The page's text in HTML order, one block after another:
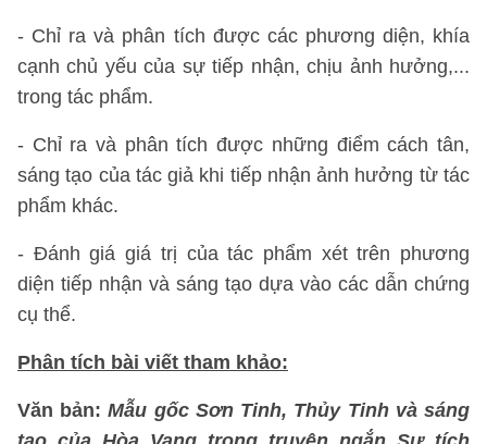
- Chỉ ra và phân tích được các phương diện, khía
cạnh chủ yếu của sự tiếp nhận, chịu ảnh hưởng,...
trong tác phẩm.
- Chỉ ra và phân tích được những điểm cách tân,
sáng tạo của tác giả khi tiếp nhận ảnh hưởng từ tác
phẩm khác.
- Đánh giá giá trị của tác phẩm xét trên phương
diện tiếp nhận và sáng tạo dựa vào các dẫn chứng
cụ thể.
Phân tích bài viết tham khảo:
Văn bản:Mẫu gốc Sơn Tinh, Thủy Tinh và sáng